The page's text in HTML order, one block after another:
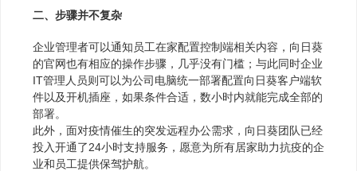
二、步骤并不复杂
企业管理者可以通知员工在家配置控制端相关内容，向日葵
的官网也有相应的操作步骤，几乎没有门槛；与此同时企业
IT管理人员则可以为公司电脑统一部署配置向日葵客户端软
件以及开机插座，如果条件合适，数小时内就能完成全部的
部署。
此外，面对疫情催生的突发远程办公需求，向日葵团队已经
投入开通了24小时支持服务，愿意为所有居家助力抗疫的企
业和员工提供保驾护航。